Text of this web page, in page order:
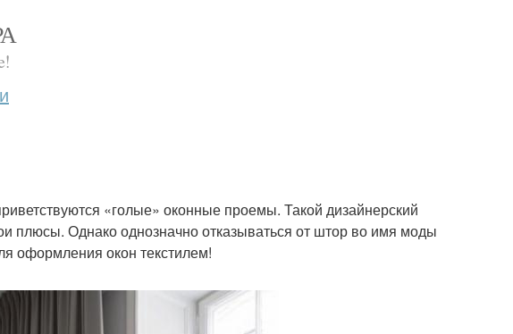
«голые» оконные проемы. Такой дизайнерский
плюсы. Однако однозначно отказываться от штор во имя моды
оформления окон текстилем!